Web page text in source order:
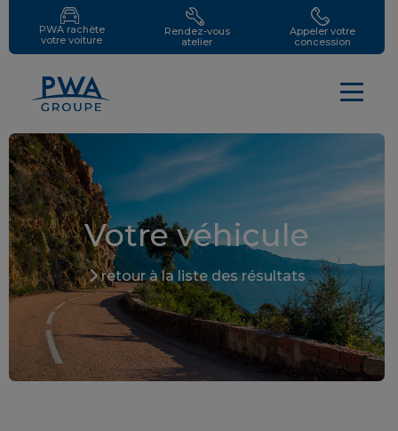
PWA rachète
votre voiture
Rendez-vous
atelier
Appeler votre
concession
Votre véhicule
retour à la liste des résultats